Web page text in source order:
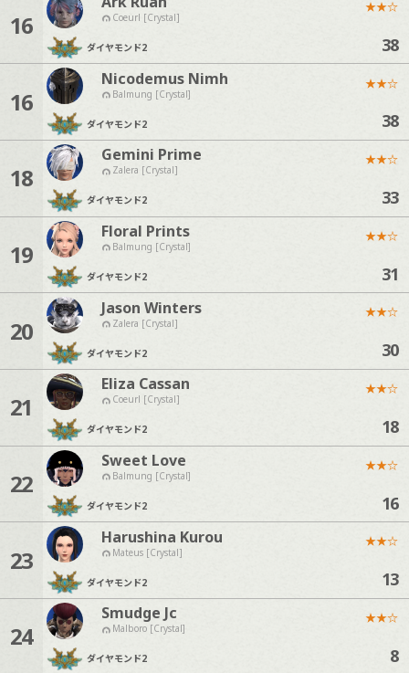
16 Coeurl [Crystal]
ダイヤモンド2
★★☆
38
16
Nicodemus Nimh
Balmung [Crystal]
ダイヤモンド2
★★☆
38
18
Gemini Prime
Zalera [Crystal]
ダイヤモンド2
★★☆
33
19
Floral Prints
Balmung [Crystal]
ダイヤモンド2
★★☆
31
20
Jason Winters
Zalera [Crystal]
ダイヤモンド2
★★☆
30
21
Eliza Cassan
Coeurl [Crystal]
ダイヤモンド2
★★☆
18
22
Sweet Love
Balmung [Crystal]
ダイヤモンド2
★★☆
16
23
Harushina Kurou
Mateus [Crystal]
ダイヤモンド2
★★☆
13
24
Smudge Jc
Malboro [Crystal]
ダイヤモンド2
★★☆
8